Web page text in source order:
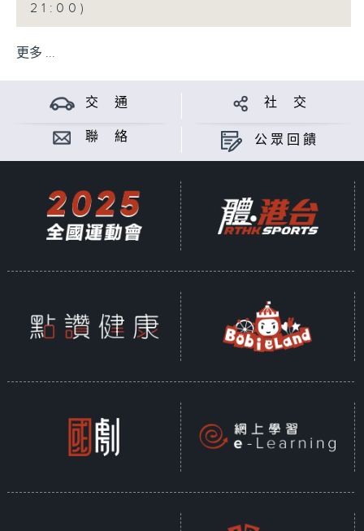
21:00)
更多 ...
交 通 社 交
聯 絡 公眾回饋